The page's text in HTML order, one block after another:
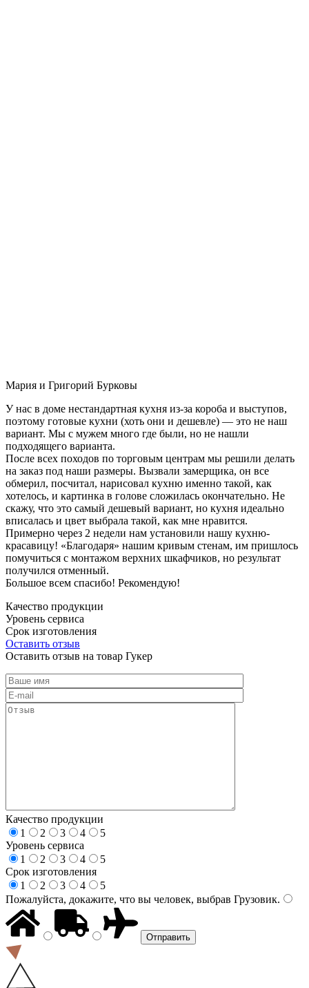
Мария и Григорий Бурковы
У нас в доме нестандартная кухня из-за короба и выступов,
поэтому готовые кухни (хоть они и дешевле) — это не наш
вариант. Мы с мужем много где были, но не нашли
подходящего варианта.
После всех походов по торговым центрам мы решили делать
на заказ под наши размеры. Вызвали замерщика, он все
обмерил, посчитал, нарисовал кухню именно такой, как
хотелось, и картинка в голове сложилась окончательно. Не
скажу, что это самый дешевый вариант, но кухня идеально
вписалась и цвет выбрала такой, как мне нравится.
Примерно через 2 недели нам установили нашу кухню-
красавицу! «Благодаря» нашим кривым стенам, им пришлось
помучиться с монтажом верхних шкафчиков, но результат
получился отменный.
Большое всем спасибо! Рекомендую!
Качество продукции
Уровень сервиса
Срок изготовления
Оставить отзыв
Оставить отзыв на товар Гукер
Качество продукции
1
2 3 4
5
Уровень сервиса
1
2 3 4
5
Срок изготовления
1
2 3 4
5
Пожалуйста, докажите, что вы человек, выбрав Грузовик.